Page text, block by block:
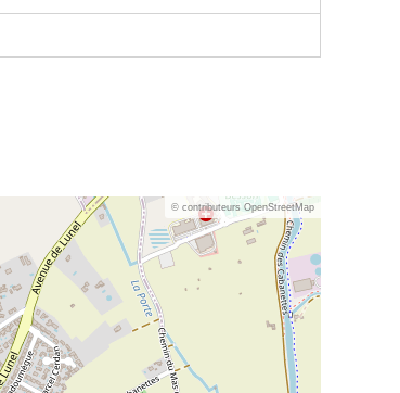
© contributeurs OpenStreetMap